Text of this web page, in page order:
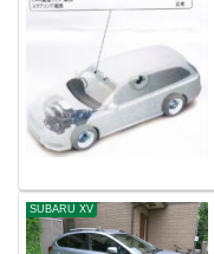
SUBARU XV